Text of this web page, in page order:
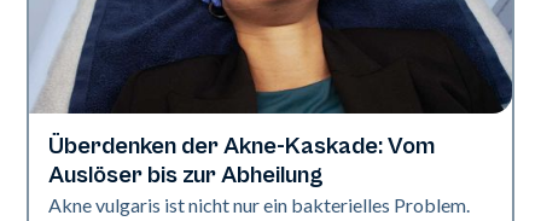
Gesundheit der Haut
Überdenken der Akne-Kaskade: Vom
Auslöser bis zur Abheilung
Akne vulgaris ist nicht nur ein bakterielles Problem.